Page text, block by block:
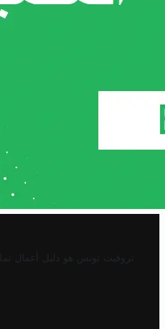
تروفيت تونس هو دليل أعمال